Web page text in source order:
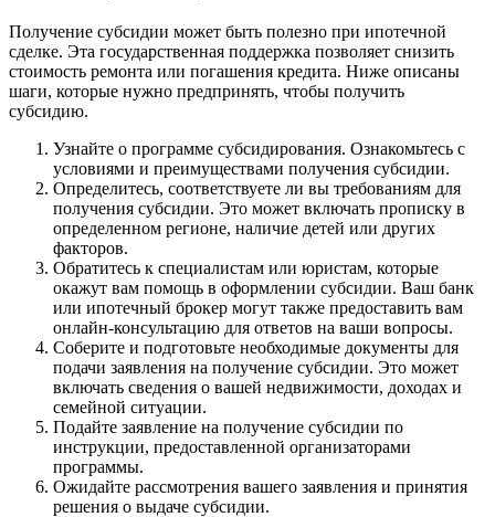
Получение субсидии может быть полезно при ипотечной
сделке. Эта государственная поддержка позволяет снизить
стоимость ремонта или погашения кредита. Ниже описаны
шаги, которые нужно предпринять, чтобы получить
субсидию.
Узнайте о программе субсидирования. Ознакомьтесь с
условиями и преимуществами получения субсидии.
Определитесь, соответствуете ли вы требованиям для
получения субсидии. Это может включать прописку в
определенном регионе, наличие детей или других
факторов.
Обратитесь к специалистам или юристам, которые
окажут вам помощь в оформлении субсидии. Ваш банк
или ипотечный брокер могут также предоставить вам
онлайн-консультацию для ответов на ваши вопросы.
Соберите и подготовьте необходимые документы для
подачи заявления на получение субсидии. Это может
включать сведения о вашей недвижимости, доходах и
семейной ситуации.
Подайте заявление на получение субсидии по
инструкции, предоставленной организаторами
программы.
Ожидайте рассмотрения вашего заявления и принятия
решения о выдаче субсидии.